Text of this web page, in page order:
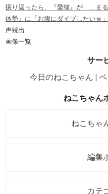
振り返ったら、『愛猫』が……ま
体勢』に「お腹にダイブしたいｗ
声続出
画像一覧
サー
今日のねこちゃん
ねこちゃん
ねこちゃ
編集
カテ